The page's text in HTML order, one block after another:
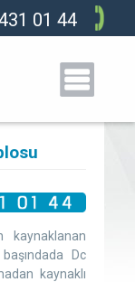
01 44
kaynaklanan
Dc
kaynaklı